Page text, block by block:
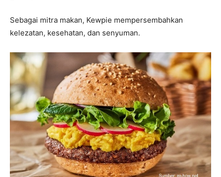
Sebagai mitra makan, Kewpie mempersembahkan
kelezatan, kesehatan, dan senyuman.